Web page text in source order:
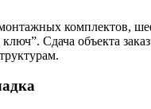
комплектов,
Сдача объекта